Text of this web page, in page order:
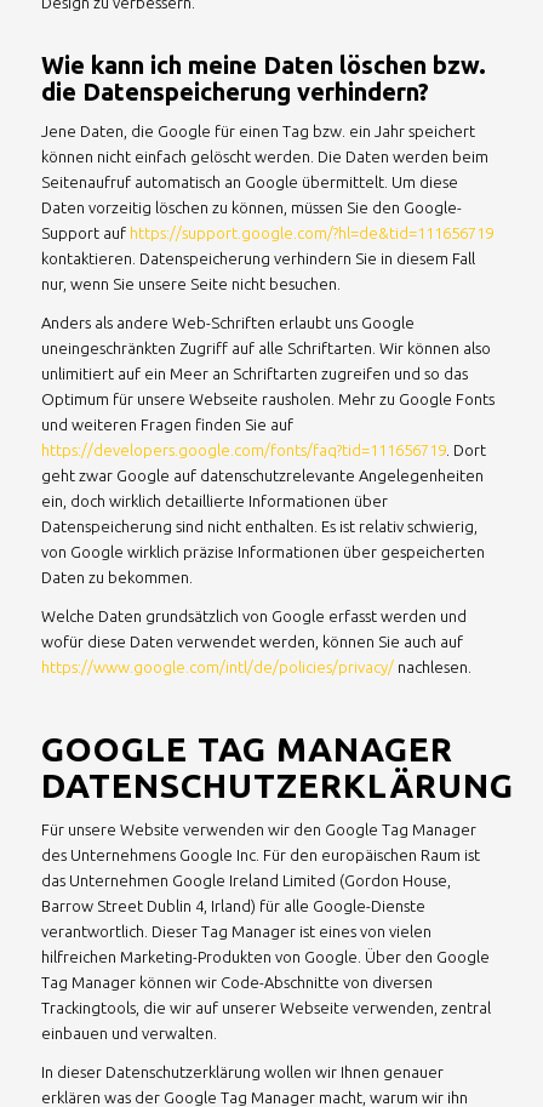
Wie kann ich meine Daten löschen bzw.
die Datenspeicherung verhindern?
Jene Daten, die Google für einen Tag bzw. ein Jahr speichert
können nicht einfach gelöscht werden. Die Daten werden beim
Seitenaufruf automatisch an Google übermittelt. Um diese
Daten vorzeitig löschen zu können, müssen Sie den Google-
Support auf https://support.google.com/?hl=de&tid=111656719
kontaktieren. Datenspeicherung verhindern Sie in diesem Fall
nur, wenn Sie unsere Seite nicht besuchen.
Anders als andere Web-Schriften erlaubt uns Google
uneingeschränkten Zugriff auf alle Schriftarten. Wir können also
unlimitiert auf ein Meer an Schriftarten zugreifen und so das
Optimum für unsere Webseite rausholen. Mehr zu Google Fonts
und weiteren Fragen finden Sie auf
https://developers.google.com/fonts/faq?tid=111656719. Dort
geht zwar Google auf datenschutzrelevante Angelegenheiten
ein, doch wirklich detaillierte Informationen über
Datenspeicherung sind nicht enthalten. Es ist relativ schwierig,
von Google wirklich präzise Informationen über gespeicherten
Daten zu bekommen.
Welche Daten grundsätzlich von Google erfasst werden und
wofür diese Daten verwendet werden, können Sie auch auf
https://www.google.com/intl/de/policies/privacy/nachlesen.
GOOGLE TAG MANAGER
DATENSCHUTZERKLÄRUNG
Für unsere Website verwenden wir den Google Tag Manager
des Unternehmens Google Inc. Für den europäischen Raum ist
das Unternehmen Google Ireland Limited (Gordon House,
Barrow Street Dublin 4, Irland) für alle Google-Dienste
verantwortlich. Dieser Tag Manager ist eines von vielen
hilfreichen Marketing-Produkten von Google. Über den Google
Tag Manager können wir Code-Abschnitte von diversen
Trackingtools, die wir auf unserer Webseite verwenden, zentral
einbauen und verwalten.
In dieser Datenschutzerklärung wollen wir Ihnen genauer
erklären was der Google Tag Manager macht, warum wir ihn